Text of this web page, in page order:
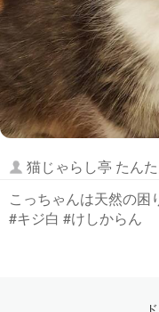
猫じゃらし亭 たん
こっちゃんは天然の困
#キジ白 #けしからん